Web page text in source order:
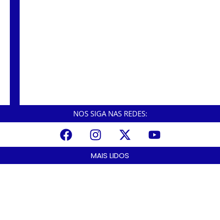
NOS SIGA NAS REDES:
MAIS LIDOS